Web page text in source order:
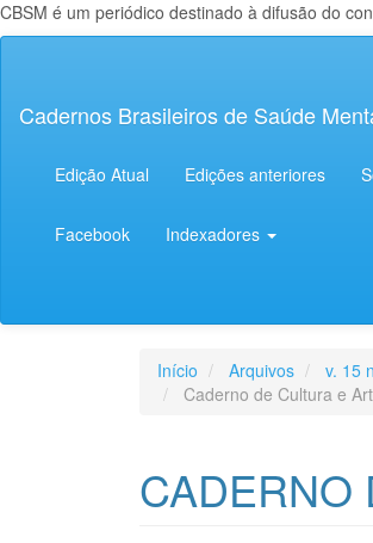
CBSM é um periódico destinado à difusão do
principal
Lateral
Cadernos Brasileiros de Saúde
Edição Atual Edições anteriores
Facebook Indexadores
Início Arquivos
v. 15
Caderno de Cultura e
CADERNO